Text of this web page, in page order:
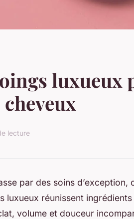
luxueux
lecture
par des soins d’exception,
luxueux réunissent
volume et douceur